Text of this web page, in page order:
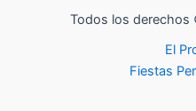
Todos los
El
Fiestas